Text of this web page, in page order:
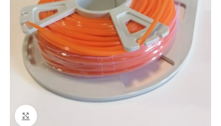
Click to enlarge